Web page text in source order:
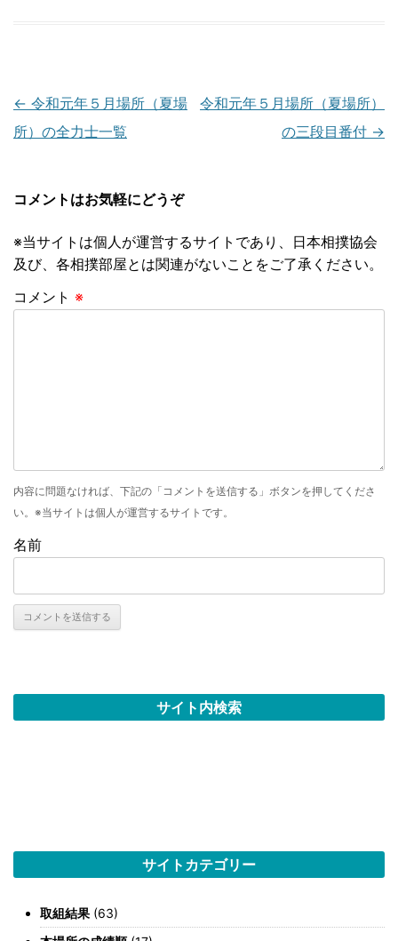
投
稿
ー
シ
ョ
← 令和元年５月場所（夏場
所）の全力士一覧
令和元年５月場所（夏場所）
の三段目番付 →
コメントはお気軽にどうぞ
※当サイトは個人が運営するサイトであり、日本相撲協会
及び、各相撲部屋とは関連がないことをご了承ください。
コメント ※
内容に問題なければ、下記の「コメントを送信する」ボタンを押してくださ
い。※当サイトは個人が運営するサイトです。
名前
サイト内検索
サイトカテゴリー
取組結果 (63)